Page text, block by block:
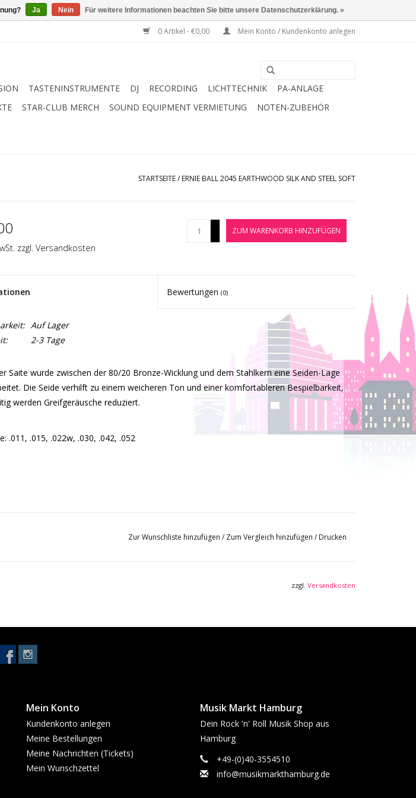
0 Artikel - €0,00 Mein Konto / Kundenkonto anlegen
TASTENINSTRUMENTE DJ RECORDING LICHTTECHNIK
PA-ANLAGE
STAR-CLUB MERCH SOUND EQUIPMENT VERMIETUNG
NOTEN-ZUBEHÖR
STARTSEITE/ ERNIE BALL 2045 EARTHWOOD SILK AND STEEL SOFT
zzgl. Versandkosten
ZUM WARENKORB HINZUFÜGEN
Bewertungen(0)
Auf Lager
2-3 Tage
Saite wurde zwischen der 80/20 Bronze-Wicklung und dem Stahlkern eine Seiden-Lage
Die Seide verhilft zu einem weicheren Ton und einer komfortableren Bespielbarkeit,
werden Greifgeräusche reduziert.
.011, .015, .022w, .030, .042, .052
Zur Wunschliste hinzufügen / Zum Vergleich hinzufügen / Drucken
zzgl. Versandkosten
Mein Konto
Kundenkonto anlegen
Meine Bestellungen
Meine Nachrichten (Tickets)
Mein Wunschzettel
Musik Markt Hamburg
Dein Rock 'n' Roll Musik Shop aus
Hamburg
+49-(0)40-3554510
info@musikmarkthamburg.de
Ja Nein Für weitere Informationen beachten Sie bitte unsere Datenschutzerklärung. »